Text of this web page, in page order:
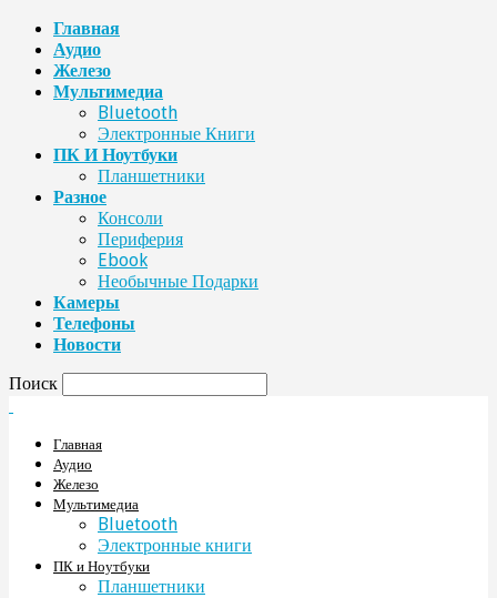
Главная
Аудио
Железо
Мультимедиа
Bluetooth
Электронные Книги
ПК И Ноутбуки
Планшетники
Разное
Консоли
Периферия
Ebook
Необычные Подарки
Камеры
Телефоны
Новости
Поиск
Главная
Аудио
Железо
Мультимедиа
Bluetooth
Электронные книги
ПК и Ноутбуки
Планшетники